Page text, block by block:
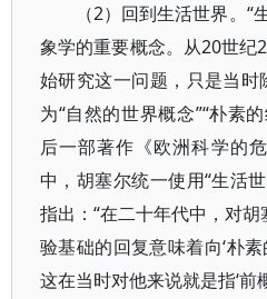
（2）回到生活世界。
象学的重要概念。从20世纪
始研究这一问题，只是当时
为“自然的世界概念”“朴素
后一部著作《欧洲科学的
中，胡塞尔统一使用“生活
指出：“在二十年代中，对
验基础的回复意味着向‘朴素
这在当时对他来说就是指‘前